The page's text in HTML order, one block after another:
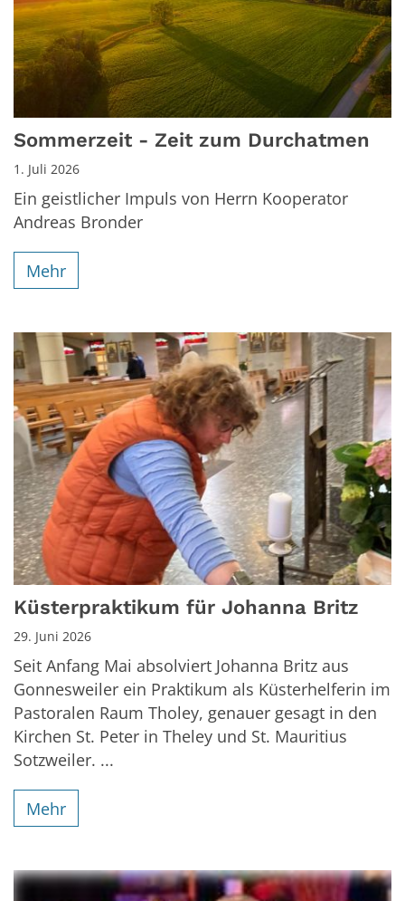
Sommerzeit - Zeit zum Durchatmen
1. Juli 2026
Ein geistlicher Impuls von Herrn Kooperator
Andreas Bronder
Mehr
Küsterpraktikum für Johanna Britz
29. Juni 2026
Seit Anfang Mai absolviert Johanna Britz aus
Gonnesweiler ein Praktikum als Küsterhelferin im
Pastoralen Raum Tholey, genauer gesagt in den
Kirchen St. Peter in Theley und St. Mauritius
Sotzweiler. ...
Mehr